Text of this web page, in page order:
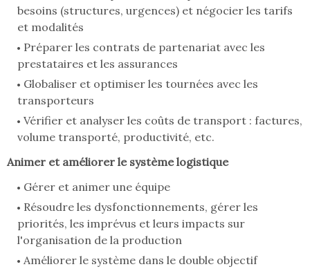
besoins (structures, urgences) et négocier les tarifs
et modalités
Préparer les contrats de partenariat avec les
prestataires et les assurances
Globaliser et optimiser les tournées avec les
transporteurs
Vérifier et analyser les coûts de transport : factures,
volume transporté, productivité, etc.
Animer et améliorer le système logistique
Gérer et animer une équipe
Résoudre les dysfonctionnements, gérer les
priorités, les imprévus et leurs impacts sur
l'organisation de la production
Améliorer le système dans le double objectif